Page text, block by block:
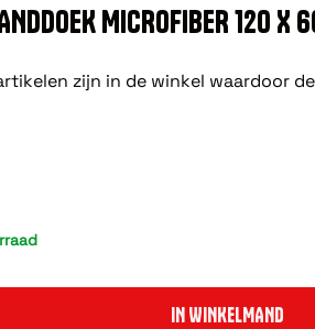
MICROFIBER 120 X
zijn in de winkel waardoor
IN WINKELMAND